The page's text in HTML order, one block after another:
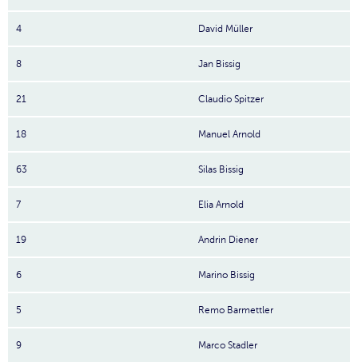
4 David Müller
8 Jan Bissig
21 Claudio Spitzer
18 Manuel Arnold
63 Silas Bissig
7 Elia Arnold
19 Andrin Diener
6 Marino Bissig
5 Remo Barmettler
9 Marco Stadler